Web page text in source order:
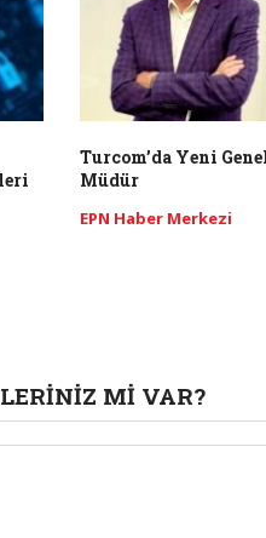
Turcom’da Yeni
Müdür
EPN Haber Merkezi
MI VAR?